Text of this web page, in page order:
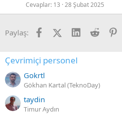
Cevaplar 13 28 Şubat 2025
Paylaş: FacebookX (Twitter)
LinkedIn
Reddit
Çevrimiçi personel
Gokrtl
Gökhan Kartal (TeknoDay)
taydin
Timur Aydın